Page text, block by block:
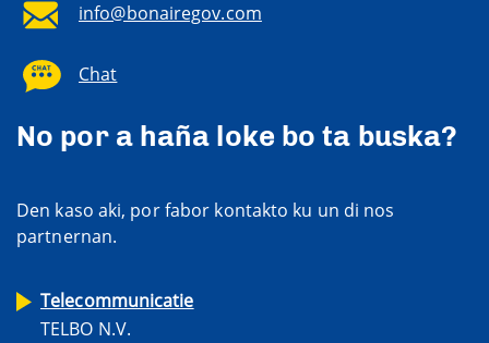
info@bonairegov.com
Chat
No por a haña loke bo ta buska?
Den kaso aki, por fabor kontakto ku un di nos
partnernan.
Telecommunicatie
TELBO N.V.